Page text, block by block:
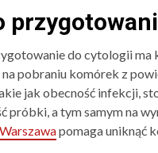
do cytologii ma
pobraniu komórek z
jak obecność infekcji,
próbki, a tym samym na
pomaga uniknąć